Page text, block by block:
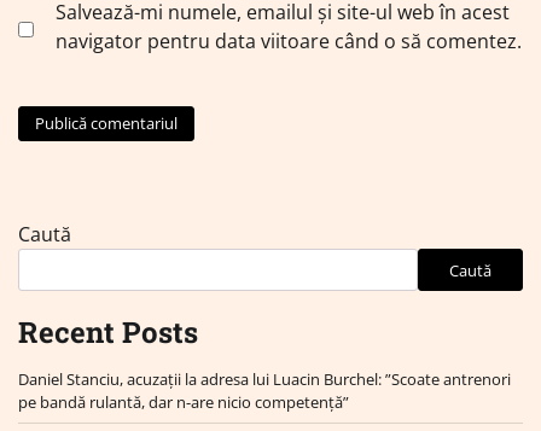
Salvează-mi numele, emailul și site-ul web în acest
navigator pentru data viitoare când o să comentez.
Caută
Caută
Recent Posts
Daniel Stanciu, acuzații la adresa lui Luacin Burchel: ”Scoate antrenori
pe bandă rulantă, dar n-are nicio competență”